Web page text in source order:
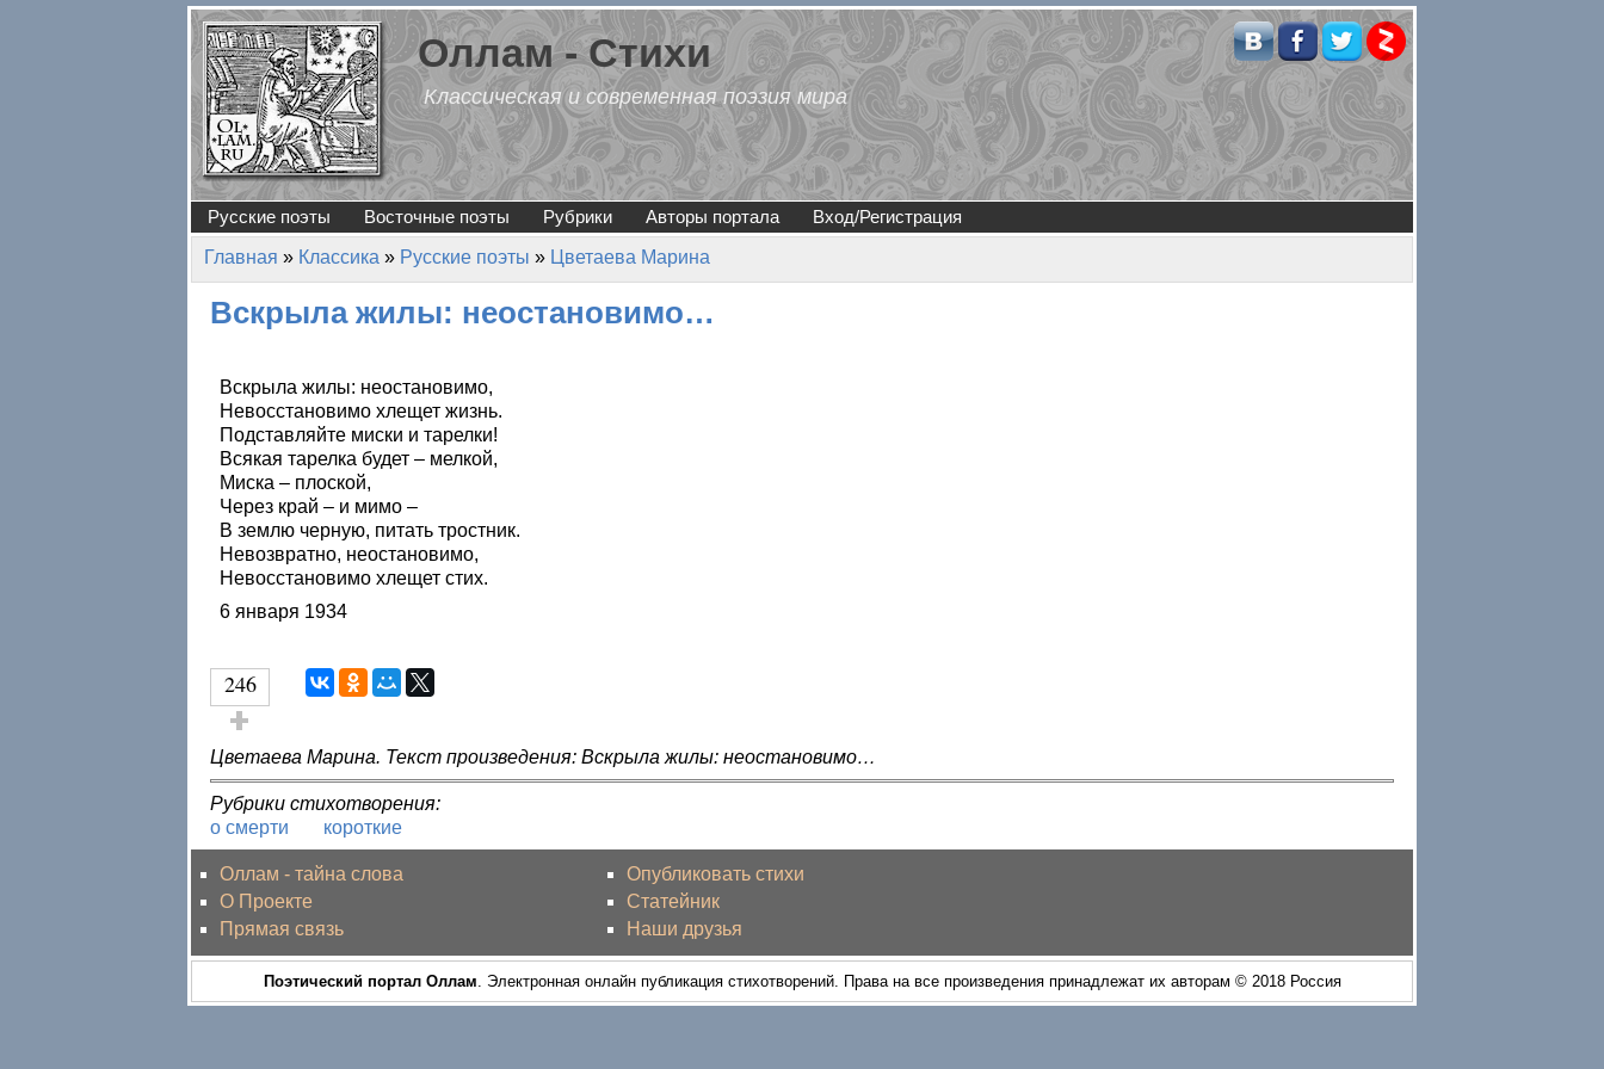
Перейти к основному содержанию
Оллам - Стихи
Классическая и современная поэзия мира
Русские поэты Восточные поэты Рубрики Авторы портала Вход/Регистрация
Вы здесь
Главная » Классика » Русские поэты » Цветаева Марина
Вскрыла жилы: неостановимо…
Вскрыла жилы: неостановимо,
Невосстановимо хлещет жизнь.
Подставляйте миски и тарелки!
Всякая тарелка будет – мелкой,
Миска – плоской,
Через край – и мимо –
В землю черную, питать тростник.
Невозвратно, неостановимо,
Невосстановимо хлещет стих.
6 января 1934
246
Голос за!
Цветаева Марина. Текст произведения: Вскрыла жилы: неостановимо…
Рубрики стихотворения:
о смерти
короткие
Оллам - тайна слова
О Проекте
Прямая связь
Опубликовать стихи
Статейник
Наши друзья
Поэтический портал Оллам . Электронная онлайн публикация стихотворений. Права на все произведения принадлежат их авторам © 2018 Россия